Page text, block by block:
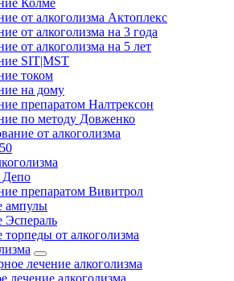
Колме
от алкоголизма Актоплекс
от алкоголизма на 3 года
от алкоголизма на 5 лет
SIT|MST
током
на дому
препаратом Налтрексон
по методу Довженко
от алкоголизма
Депо
препаратом Вивитрол
ампулы
от алкоголизма
лечение алкоголизма
лечение алкоголизма